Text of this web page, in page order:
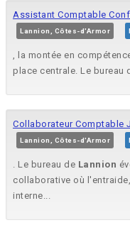
Assistant Comptable
Lannion, Côtes-d'Armor
, la montée en
place centrale. Le bureau
Collaborateur Comptable
Lannion, Côtes-d'Armor
. Le bureau de Lannion
collaborative où
interne...